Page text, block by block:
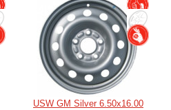
USW GM Silver 6.50x16.00